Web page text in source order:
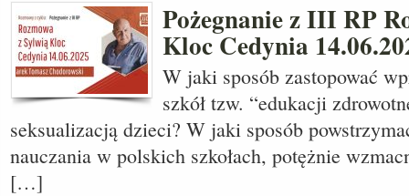
Pożegnanie z III RP
Kloc Cedynia
W jaki sposób zastopować
szkół tzw. “edukacji
seksualizacją dzieci? W jaki sposób
nauczania w polskich szkołach, potężnie
[…]